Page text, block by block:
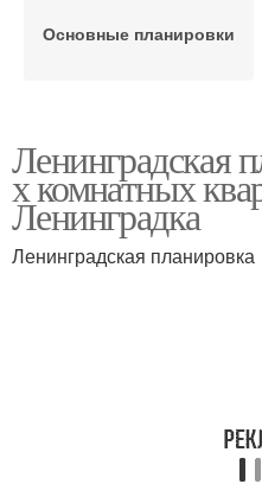
Основные планировки
двухкомнатной
квартире
Ленинградская
х комнатных
Ленинградка
Ленинградская планировка